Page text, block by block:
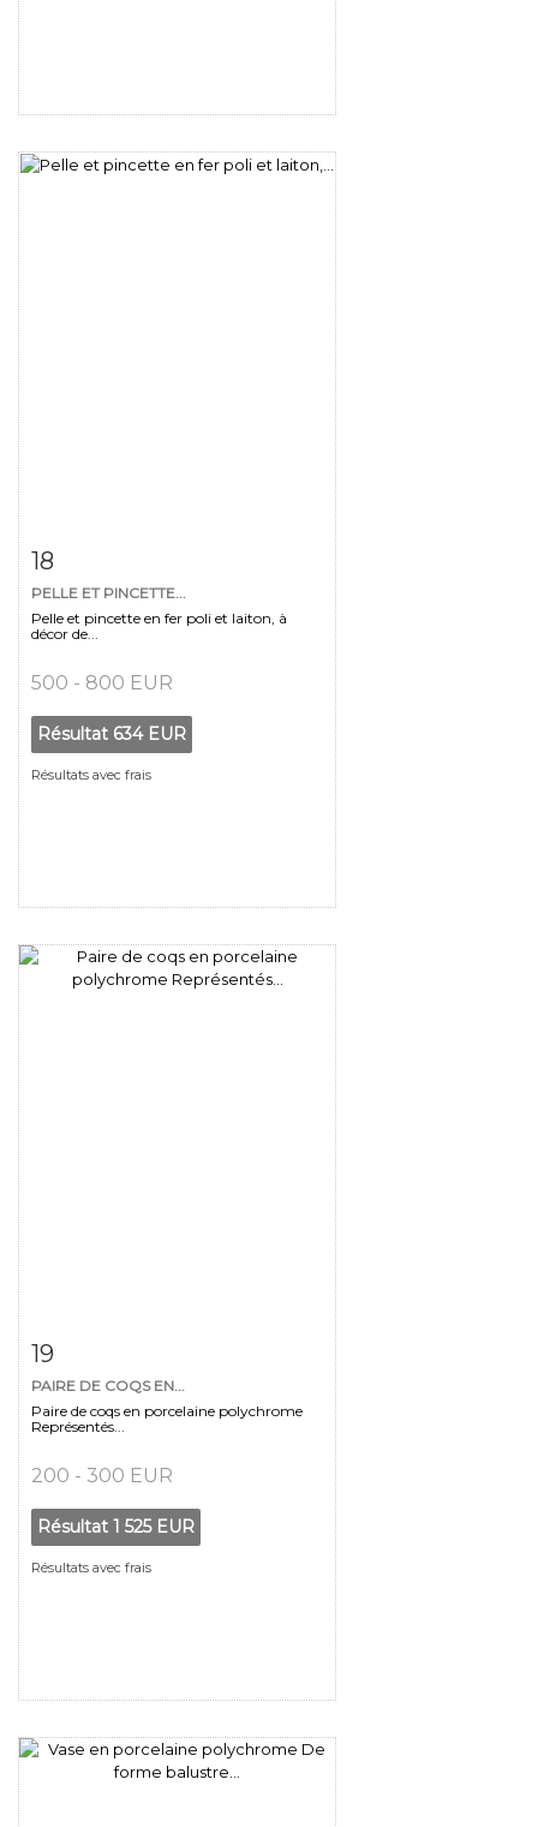
Fiche détaillée
18
PELLE ET PINCETTE...
Pelle et pincette en fer poli et laiton, à
décor de...
500 - 800 EUR
Résultat 634 EUR
Résultats avec frais
Fiche détaillée
19
PAIRE DE COQS EN...
Paire de coqs en porcelaine polychrome
Représentés...
200 - 300 EUR
Résultat 1 525 EUR
Résultats avec frais